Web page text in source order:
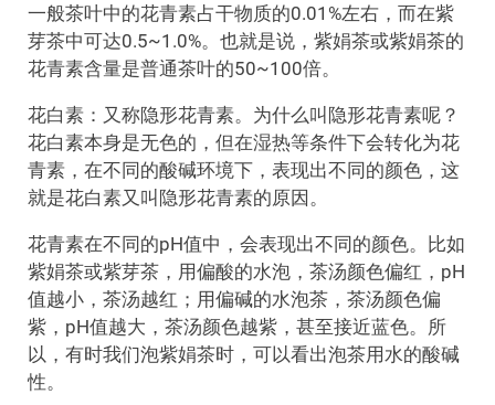
一般茶叶中的花青素占干物质的0.01%左右，而在紫
芽茶中可达0.5~1.0%。也就是说，紫娟茶或紫娟茶的
花青素含量是普通茶叶的50~100倍。
花白素：又称隐形花青素。为什么叫隐形花青素呢？
花白素本身是无色的，但在湿热等条件下会转化为花
青素，在不同的酸碱环境下，表现出不同的颜色，这
就是花白素又叫隐形花青素的原因。
花青素在不同的pH值中，会表现出不同的颜色。比如
紫娟茶或紫芽茶，用偏酸的水泡，茶汤颜色偏红，pH
值越小，茶汤越红；用偏碱的水泡茶，茶汤颜色偏
紫，pH值越大，茶汤颜色越紫，甚至接近蓝色。所
以，有时我们泡紫娟茶时，可以看出泡茶用水的酸碱
性。